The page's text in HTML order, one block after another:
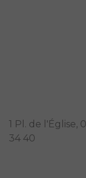
1 Pl. de l'Église,
34 40